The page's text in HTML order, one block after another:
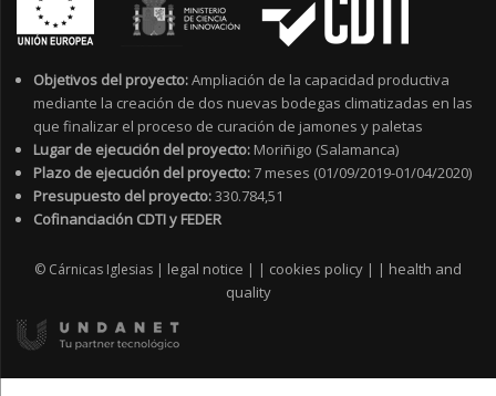
Objetivos del proyecto:Ampliación de la capacidad productiva
mediante la creación de dos nuevas bodegas climatizadas en las
que finalizar el proceso de curación de jamones y paletas
Lugar de ejecución del proyecto: Moriñigo (Salamanca)
Plazo de ejecución del proyecto:7 meses (01/09/2019-01/04/2020)
Presupuesto del proyecto:330.784,51
Cofinanciación CDTI y FEDER
© Cárnicas Iglesias | legal notice | | cookies policy | | health and
quality